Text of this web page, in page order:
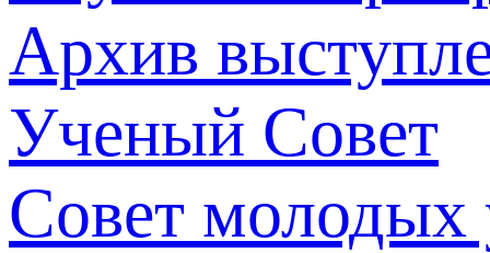
Архив
Ученый Совет
Совет молодых